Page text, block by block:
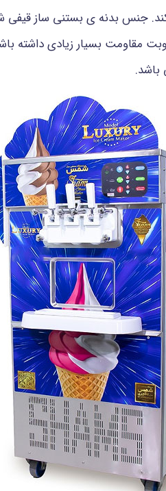
نکند. جنس بدنه ی بستنی ساز
مقاومت بسیار زیادی
باشد.